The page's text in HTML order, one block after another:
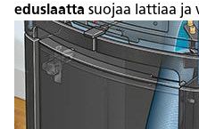
eduslaatta suojaa lattiaa ja